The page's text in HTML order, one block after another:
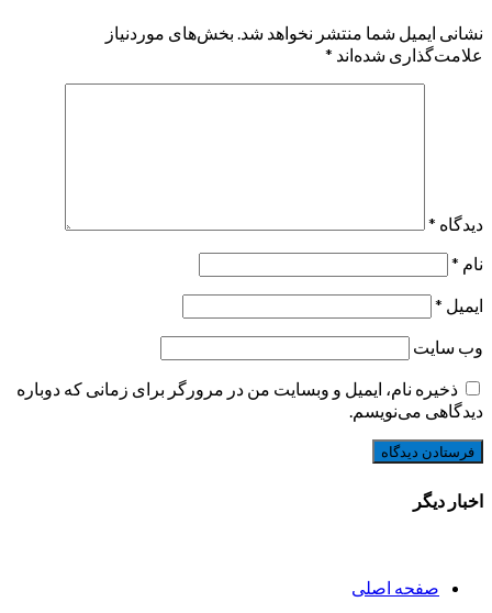
نشانی ایمیل شما منتشر نخواهد شد. بخش‌های موردنیاز
علامت‌گذاری شده‌اند *
دیدگاه *
نام *
ایمیل *
وب‌ سایت
ذخیره نام، ایمیل و وبسایت من در مرورگر برای زمانی که دوباره
دیدگاهی می‌نویسم.
اخبار دیگر
صفحه اصلی